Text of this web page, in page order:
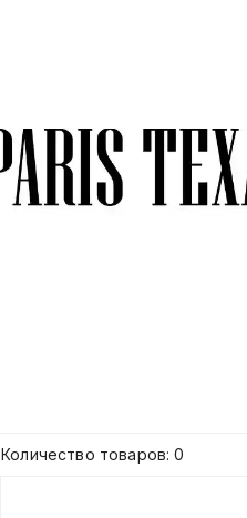
Количество товаров: 0